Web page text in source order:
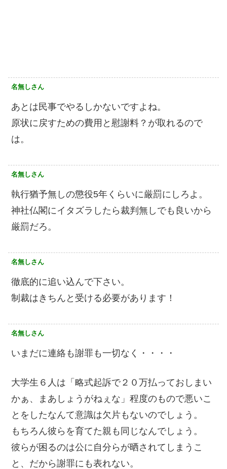
名無しさん
あとは民事でやるしかないですよね。
原状に戻すための費用と慰謝料？が取れるので
は。
名無しさん
執行猶予無しの懲役5年くらいに厳罰にしろよ。
神社仏閣にイタズラしたら裁判無しでも良いから
厳罰だろ。
名無しさん
徹底的に追い込んで下さい。
制裁はきちんと受ける必要があります！
名無しさん
いまだに連絡も謝罪も一切なく・・・・
大学生６人は「略式起訴で２０万払っておしまい
かぁ、まあしょうがねぇな」程度のもので悪いこ
とをしたなんて意識は欠片もないのでしょう。
もちろん彼らを育てた親も同じなんでしょう。
彼らが困るのは公に自分らが晒されてしまうこ
と、だから謝罪にも表れない。